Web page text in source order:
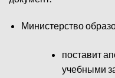
Министерство
поставит
учебными